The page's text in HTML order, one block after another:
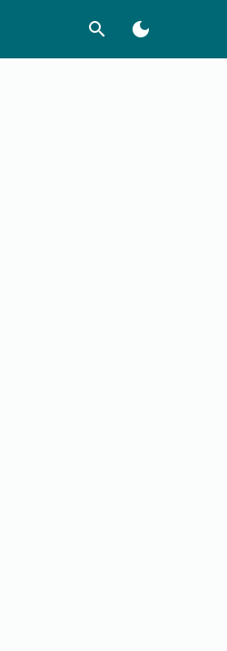
search dark_mode